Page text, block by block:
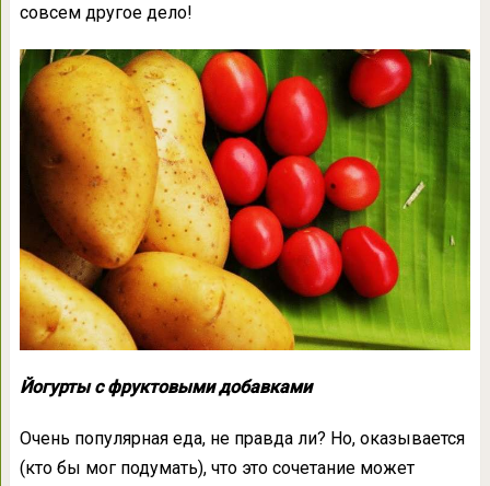
совсем другое дело!
Йогурты с фруктовыми добавками
Очень популярная еда, не правда ли? Но, оказывается
(кто бы мог подумать), что это сочетание может